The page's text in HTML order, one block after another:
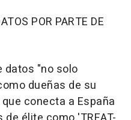
POR PARTE DE
datos "no solo
dueñas de su
conecta a España